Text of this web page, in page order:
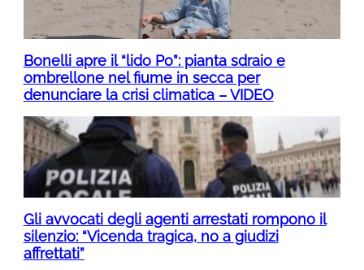
Bonelli apre il “lido Po”: pianta sdraio e
ombrellone nel fiume in secca per
denunciare la crisi climatica – VIDEO
Gli avvocati degli agenti arrestati rompono il
silenzio: “Vicenda tragica, no a giudizi
affrettati”